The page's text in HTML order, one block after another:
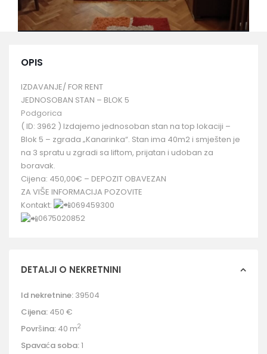
OPIS
IZDAVANJE/ FOR RENT
JEDNOSOBAN STAN – BLOK 5
Podgorica
( ID: 3962 ) Izdajemo jednosoban stan na top lokaciji –
Blok 5 – zgrada „Kanarinka“. Stan ima 40m2 i smješten je
na 3 spratu u zgradi sa liftom, prijatan i udoban za
boravak.
Cijena: 450,00€ – DEPOZIT OBAVEZAN
ZA VIŠE INFORMACIJA POZOVITE
Kontakt:
069459300
0675020852
DETALJI O NEKRETNINI
Id nekretnine: 39504
Cijena: 450 €
Površina: 40 m2
Spavaća soba:1